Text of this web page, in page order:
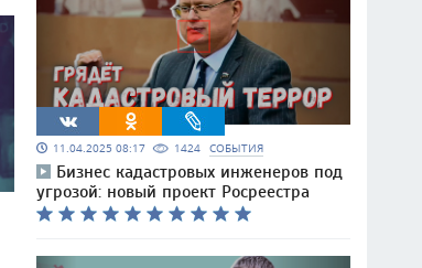
11.04.2025 08:17 1424 СОБЫТИЯ
Бизнес кадастровых инженеров под
угрозой: новый проект Росреестра